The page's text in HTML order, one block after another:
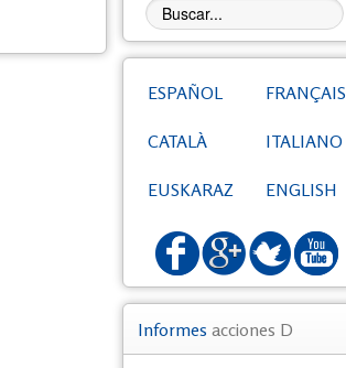
ESPAÑOL
CATALÀ
EUSKARAZ
FRANÇAIS
ITALIANO
ENGLISH
Informes acciones D